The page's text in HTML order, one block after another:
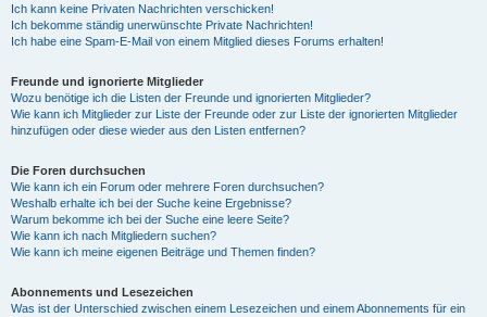
Ich kann keine Privaten Nachrichten verschicken!
Ich bekomme ständig unerwünschte Private Nachrichten!
Ich habe eine Spam-E-Mail von einem Mitglied dieses Forums erhalten!
Freunde und ignorierte Mitglieder
Wozu benötige ich die Listen der Freunde und ignorierten Mitglieder?
Wie kann ich Mitglieder zur Liste der Freunde oder zur Liste der ignorierten Mitglieder
hinzufügen oder diese wieder aus den Listen entfernen?
Die Foren durchsuchen
Wie kann ich ein Forum oder mehrere Foren durchsuchen?
Weshalb erhalte ich bei der Suche keine Ergebnisse?
Warum bekomme ich bei der Suche eine leere Seite?
Wie kann ich nach Mitgliedern suchen?
Wie kann ich meine eigenen Beiträge und Themen finden?
Abonnements und Lesezeichen
Was ist der Unterschied zwischen einem Lesezeichen und einem Abonnements für ein